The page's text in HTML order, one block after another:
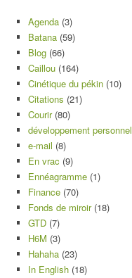
Agenda (3)
Batana (59)
Blog (66)
Caillou (164)
Cinétique du pékin (10)
Citations (21)
Courir(80)
développement personnel
e-mail (8)
En vrac (9)
Ennéagramme (1)
Finance (70)
Fonds de miroir(18)
GTD (7)
H6M (3)
Hahaha (23)
In English (18)